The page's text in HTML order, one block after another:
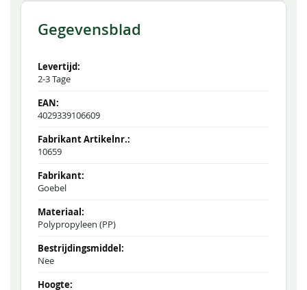
Gegevensblad
2-3 Tage
4029339106609
10659
Goebel
Polypropyleen (PP)
Nee